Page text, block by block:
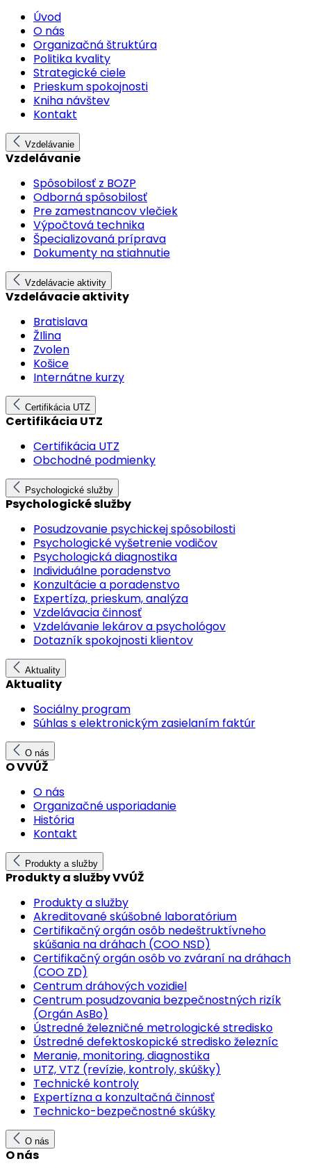
Úvod
O nás
Organizačná štruktúra
Politika kvality
Strategické ciele
Prieskum spokojnosti
Kniha návštev
Kontakt
Vzdelávanie
Vzdelávanie
Spôsobilosť z BOZP
Odborná spôsobilosť
Pre zamestnancov vlečiek
Výpočtová technika
Špecializovaná príprava
Dokumenty na stiahnutie
Vzdelávacie aktivity
Vzdelávacie aktivity
Bratislava
ŽIlina
Zvolen
Košice
Internátne kurzy
Certifikácia UTZ
Certifikácia UTZ
Certifikácia UTZ
Obchodné podmienky
Psychologické služby
Psychologické služby
Posudzovanie psychickej spôsobilosti
Psychologické vyšetrenie vodičov
Psychologická diagnostika
Individuálne poradenstvo
Konzultácie a poradenstvo
Expertíza, prieskum, analýza
Vzdelávacia činnosť
Vzdelávanie lekárov a psychológov
Dotazník spokojnosti klientov
Aktuality
Aktuality
Sociálny program
Súhlas s elektronickým zasielaním faktúr
O nás
O VVÚŽ
O nás
Organizačné usporiadanie
História
Kontakt
Produkty a služby
Produkty a služby VVÚŽ
Produkty a služby
Akreditované skúšobné laboratórium
Certifikačný orgán osôb nedeštruktívneho
skúšania na dráhach (COO NSD)
Certifikačný orgán osôb vo zváraní na dráhach
(COO ZD)
Centrum dráhových vozidiel
Centrum posudzovania bezpečnostných rizík
(Orgán AsBo)
Ústredné železničné metrologické stredisko
Ústredné defektoskopické stredisko železníc
Meranie, monitoring, diagnostika
UTZ, VTZ (revízie, kontroly, skúšky)
Technické kontroly
Expertízna a konzultačná činnosť
Technicko-bezpečnostné skúšky
O nás
O nás